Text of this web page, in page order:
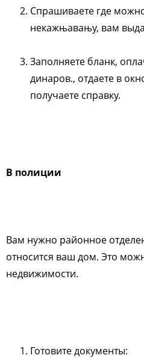
Спрашиваете где
некажњавању, вам
Заполняете бланк,
динаров., отдаете в
получаете справку.
В полиции
Вам нужно районное
относится ваш дом. Это
недвижимости.
Готовите документы: